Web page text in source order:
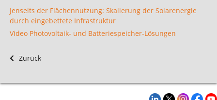
Jenseits der Flächennutzung: Skalierung der Solarenergie
durch eingebettete Infrastruktur
Video Photovoltaik- und Batteriespeicher-Lösungen
Zurück